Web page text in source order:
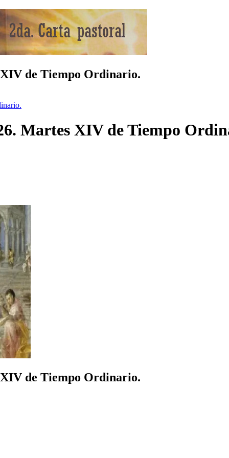
de Tiempo Ordinario.
Martes XIV de Tiempo
de Tiempo Ordinario.